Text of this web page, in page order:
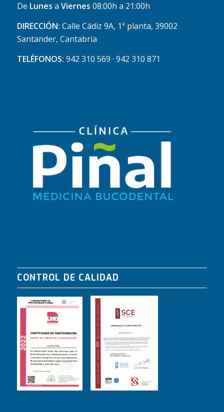
De Lunes a Viernes 08:00h a 21:00h
DIRECCIÓN: Calle Cádiz 9A, 1ª planta, 39002
Santander, Cantabria
TELÉFONOS: 942 310 569 · 942 310 871
CONTROL DE CALIDAD